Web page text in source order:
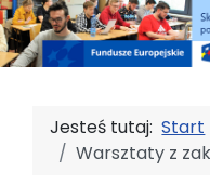
Jesteś tutaj:Start
Warsztaty z